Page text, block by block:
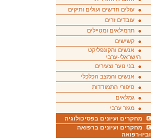
עולים חדשים ועולים ותיקים
עובדים זרים
תרמילאים ומטיילים
קשישים
אנשים והקונפליקט
הישראלי-ערבי
בני נוער וצעירים
אנשים והמצב הכלכלי
סיפורי התמודדות
גמלאים
מגזר ערבי
מחקרים ועיונים בפסיכולוגיה
מחקרים ועיונים ברפואה
וביו-רפואה